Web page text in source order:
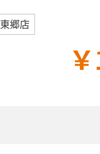
東郷店